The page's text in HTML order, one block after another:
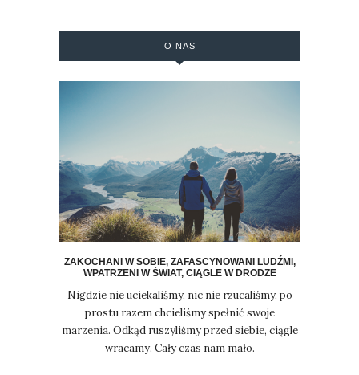
O NAS
ZAKOCHANI W SOBIE, ZAFASCYNOWANI LUDŹMI,
WPATRZENI W ŚWIAT, CIĄGLE W DRODZE
Nigdzie nie uciekaliśmy, nic nie rzucaliśmy, po
prostu razem chcieliśmy spełnić swoje
marzenia. Odkąd ruszyliśmy przed siebie, ciągle
wracamy. Cały czas nam mało.